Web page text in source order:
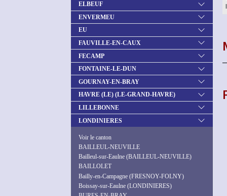
ELBEUF
ENVERMEU
EU
FAUVILLE-EN-CAUX
FECAMP
FONTAINE-LE-DUN
GOURNAY-EN-BRAY
HAVRE (LE) (LE-GRAND-HAVRE)
LILLEBONNE
LONDINIERES
Voir le canton
BAILLEUL-NEUVILLE
Bailleul-sur-Eaulne (BAILLEUL-NEUVILLE)
BAILLOLET
Bailly-en-Campagne (FRESNOY-FOLNY)
Boissay-sur-Eaulne (LONDINIERES)